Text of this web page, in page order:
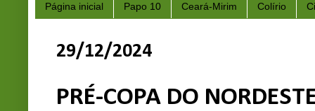
Página inicial Papo 10 Ceará-Mirim Colírio
29/12/2024
PRÉ-COPA DO